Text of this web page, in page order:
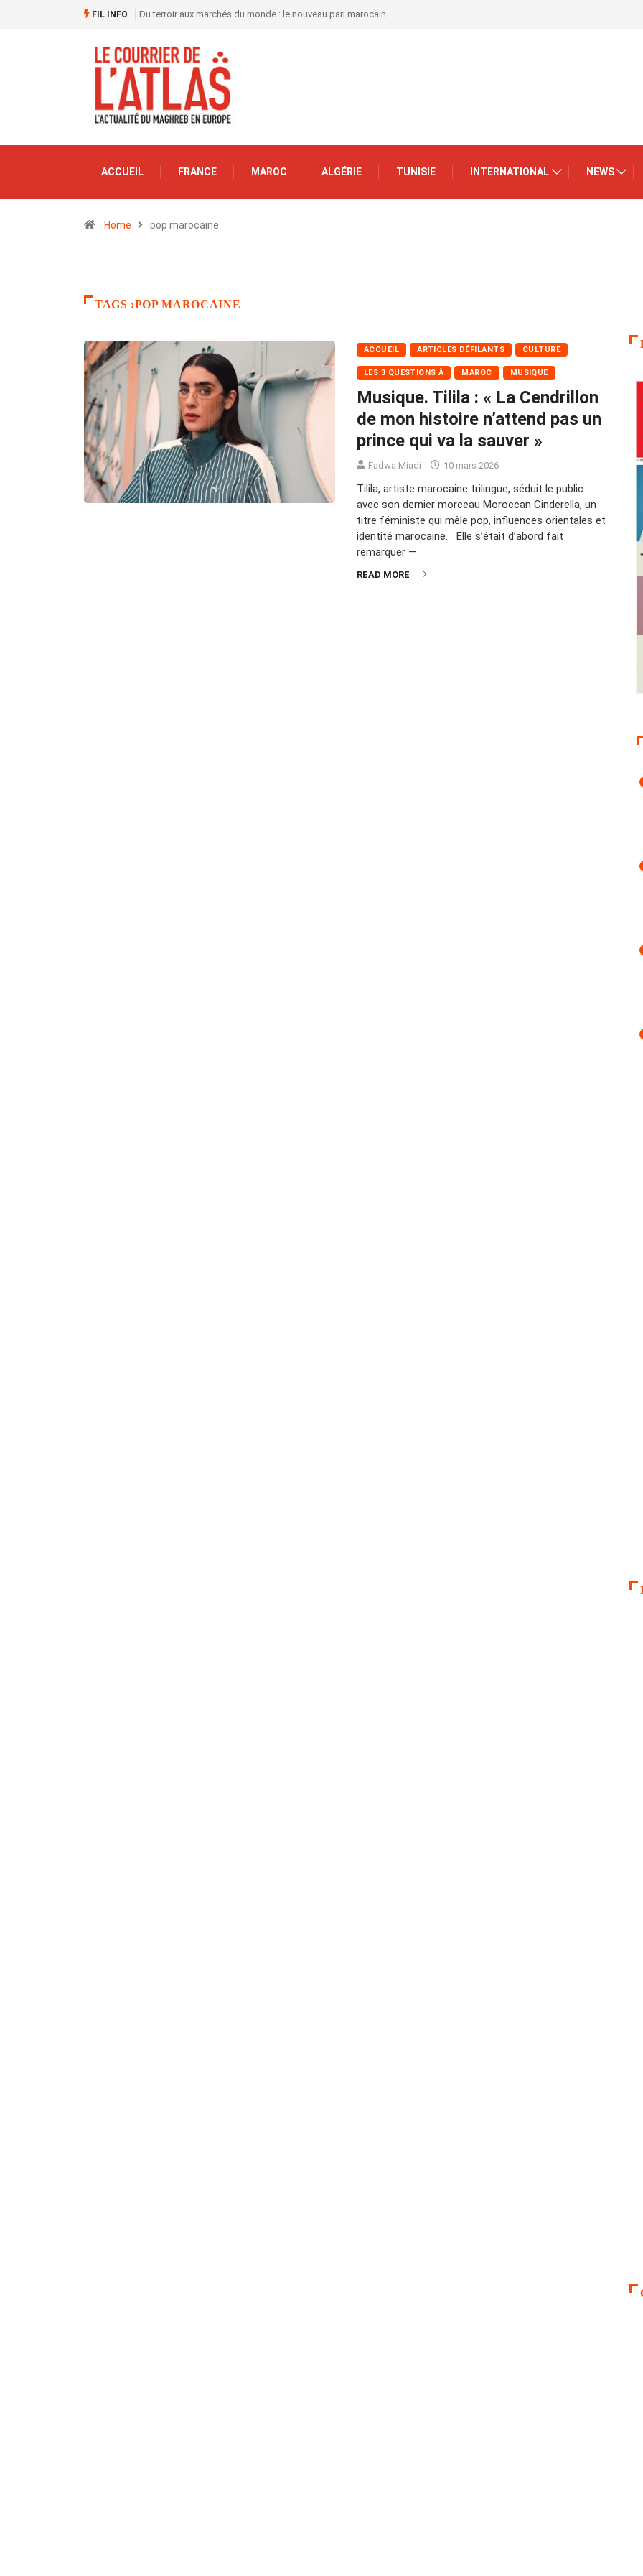
FIL INFO Du terroir aux marchés du monde : le nouveau pari marocain
ACCUEIL FRANCE MAROC ALGÉRIE TUNISIE INTERNATIONAL NEWS
Home pop marocaine
TAGS :POP MAROCAINE
ACCUEIL ARTICLES DÉFILANTS CULTURE
LES 3 QUESTIONS À MAROC MUSIQUE
Musique. Tilila : « La Cendrillon
de mon histoire n’attend pas un
prince qui va la sauver »
Fadwa Miadi 10 mars 2026
Tilila, artiste marocaine trilingue, séduit le public
avec son dernier morceau Moroccan Cinderella, un
titre féministe qui mêle pop, influences orientales et
identité marocaine. Elle s’était d’abord fait
remarquer —
READ MORE